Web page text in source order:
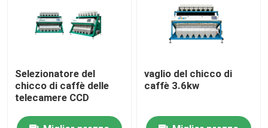
Selezionatore del
chicco di caffè delle
telecamere CCD
vaglio del chicco di
caffè 3.6kw